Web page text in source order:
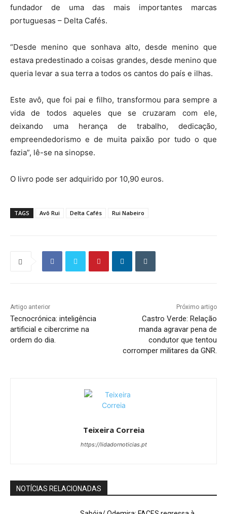
fundador de uma das mais importantes marcas
portuguesas – Delta Cafés.
“Desde menino que sonhava alto, desde menino que
estava predestinado a coisas grandes, desde menino que
queria levar a sua terra a todos os cantos do país e ilhas.
Este avô, que foi pai e filho, transformou para sempre a
vida de todos aqueles que se cruzaram com ele,
deixando uma herança de trabalho, dedicação,
empreendedorismo e de muita paixão por tudo o que
fazia”, lê-se na sinopse.
O livro pode ser adquirido por 10,90 euros.
TAGS Avô Rui Delta Cafés Rui Nabeiro
Artigo anterior
Tecnocrónica: inteligência
artificial e cibercrime na
ordem do dia.
Próximo artigo
Castro Verde: Relação
manda agravar pena de
condutor que tentou
corromper militares da GNR.
Teixeira Correia
https://lidadornoticias.pt
NOTÍCIAS RELACIONADAS